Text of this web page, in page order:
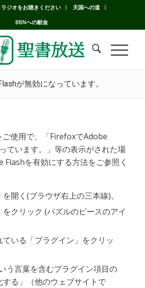
ジオをお聴きください
天国への道
BBNへの献金
が無効になっています。
使用で、「FirefoxでAdobe
ています。」等の表示がされた場
Flashを有効にする方法をご参照く
を開く(ブラウザ右上の三本線)。
をクリック (パズルのピースのアイ
いる「プラグイン」をクリッ
う言葉を含むプラグイン項目の
する」（他のウェブサイトで